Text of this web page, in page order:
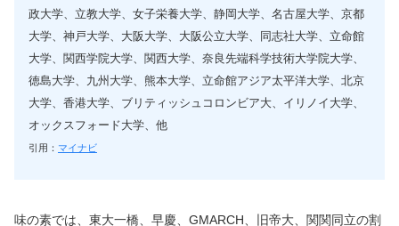
政大学、立教大学、女子栄養大学、静岡大学、名古屋大学、京都
大学、神戸大学、大阪大学、大阪公立大学、同志社大学、立命館
大学、関西学院大学、関西大学、奈良先端科学技術大学院大学、
徳島大学、九州大学、熊本大学、立命館アジア太平洋大学、北京
大学、香港大学、ブリティッシュコロンビア大、イリノイ大学、
オックスフォード大学、他
引用： マイナビ
味の素では、東大一橋、早慶、GMARCH、旧帝大、関関同立の割